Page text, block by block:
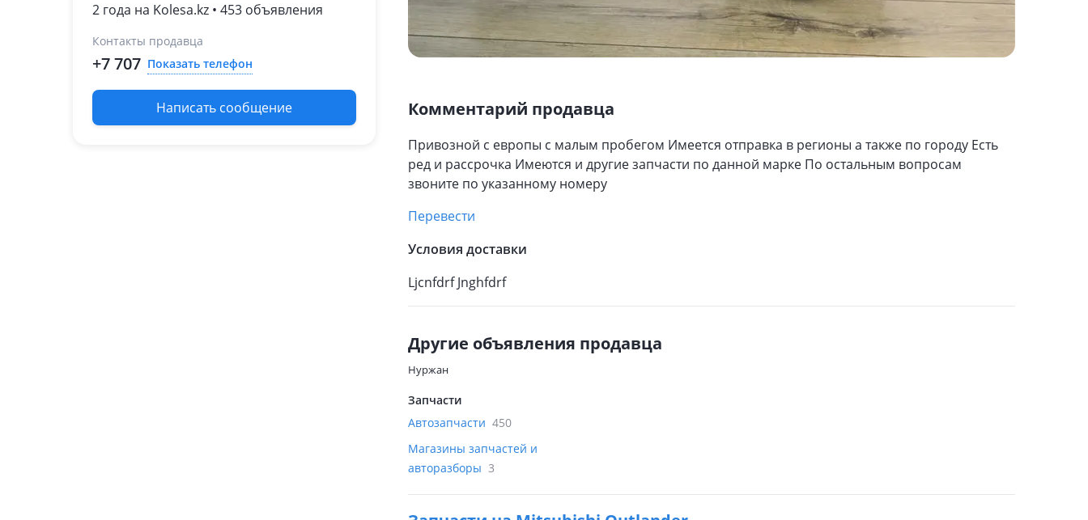
2 года на Kolesa.kz • 453 объявления
Контакты продавца
+7 707 Показать телефон
Написать сообщение Комментарий продавца
Привозной с европы с малым пробегом Имеется отправка в регионы а также по городу Есть
ред и рассрочка Имеются и другие запчасти по данной марке По остальным вопросам
звоните по указанному номеру
Перевести
Условия доставки
Ljcnfdrf Jnghfdrf
Другие объявления продавца
Нуржан
Запчасти
Автозапчасти 450
Магазины запчастей и
авторазборы 3